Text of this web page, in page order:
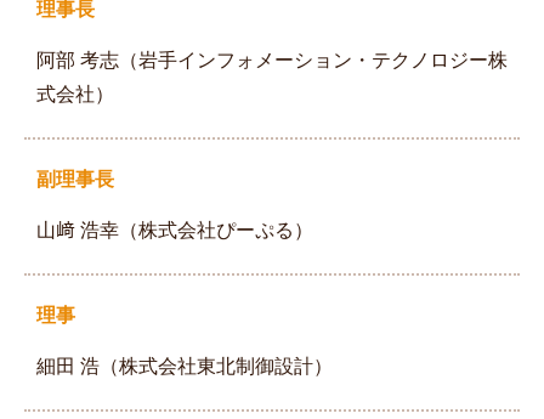
理事長
阿部 考志（岩手インフォメーション・テクノロジー株
式会社）
副理事長
山﨑 浩幸（株式会社ぴーぷる）
理事
細田 浩（株式会社東北制御設計）